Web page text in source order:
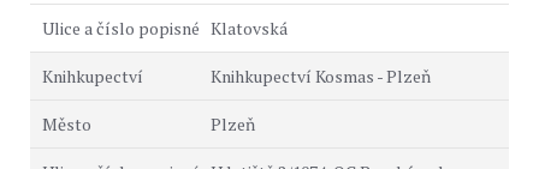
Klatovská
Knihkupectví Kosmas - Plzeň
Plzeň